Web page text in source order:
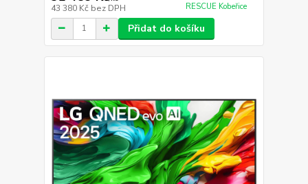
43 380 Kč bez DPH
RESCUE Kobeřice
Přidat do košíku